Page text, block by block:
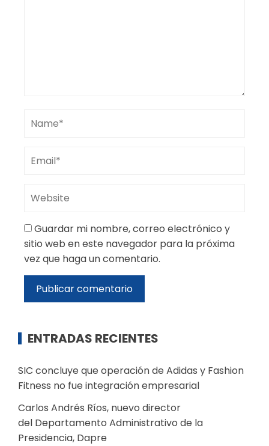
Guardar mi nombre, correo electrónico y
sitio web en este navegador para la próxima
vez que haga un comentario.
ENTRADAS RECIENTES
SIC concluye que operación de Adidas y Fashion
Fitness no fue integración empresarial
Carlos Andrés Ríos, nuevo director
del Departamento Administrativo de la
Presidencia, Dapre